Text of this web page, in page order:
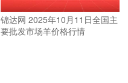
锦达网 2025年10月11日全国主
要批发市场羊价格行情